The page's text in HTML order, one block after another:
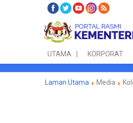
UTAMA KORPORAT
Laman Utama Media